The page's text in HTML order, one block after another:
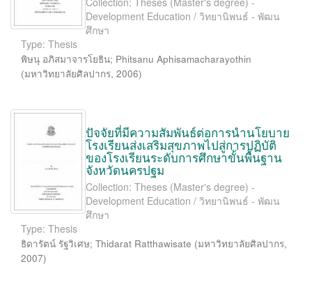
Development Education / วิทยานิพนธ์ - พัฒน
ศึกษา
Type: Thesis
พิษนุ อภิสมาจารโยธิน; Phitsanu Aphisamacharayothin
(มหาวิทยาลัยศิลปากร, 2006)
ปัจจัยที่มีความสัมพันธ์ต่อการนำนโยบาย
โรงเรียนส่งเสริมสุขภาพไปสู่การปฏิบัติ
ของโรงเรียนระดับการศึกษาขั้นพื้นฐาน
จังหวัดนครปฐม
Collection: Theses (Master's degree) -
Development Education / วิทยานิพนธ์ - พัฒน
ศึกษา
Type: Thesis
ธิดารัตน์ รัฐวิเศษ; Thidarat Ratthawisate (มหาวิทยาลัยศิลปากร,
2007)